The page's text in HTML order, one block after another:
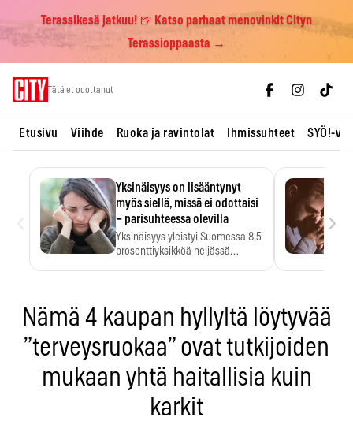
Terassikesä jatkuu! 🍺 Katso parhaat menovinkit Cityn
Terassioppaasta →
Tätä et odottanut
Etusivu Viihde Ruoka ja ravintolat Ihmissuhteet SYÖ!-
Yksinäisyys on lisääntynyt
myös siellä, missä ei odottaisi
– parisuhteessa olevilla
Yksinäisyys yleistyi Suomessa 8,5
prosenttiyksikköä neljässä
›
Nämä 4 kaupan hyllyltä löytyvää
”terveysruokaa” ovat tutkijoiden
mukaan yhtä haitallisia kuin
karkit